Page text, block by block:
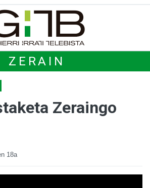
ZERAIN
Zeraingo
18a